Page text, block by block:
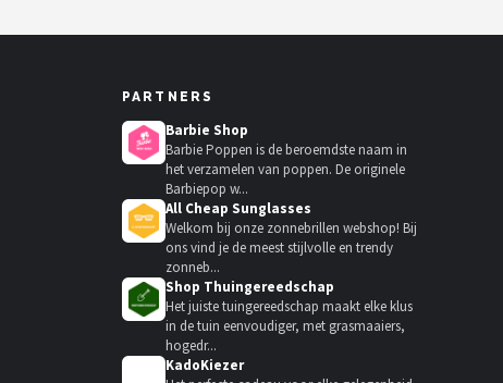
PARTNERS
Barbie Shop
Barbie Poppen is de beroemdste naam in
het verzamelen van poppen. De originele
Barbiepop w...
All Cheap Sunglasses
Welkom bij onze zonnebrillen webshop! Bij
ons vind je de meest stijlvolle en trendy
zonneb...
Shop Thuingereedschap
Het juiste tuingereedschap maakt elke klus
in de tuin eenvoudiger, met grasmaaiers,
hogedr...
KadoKiezer